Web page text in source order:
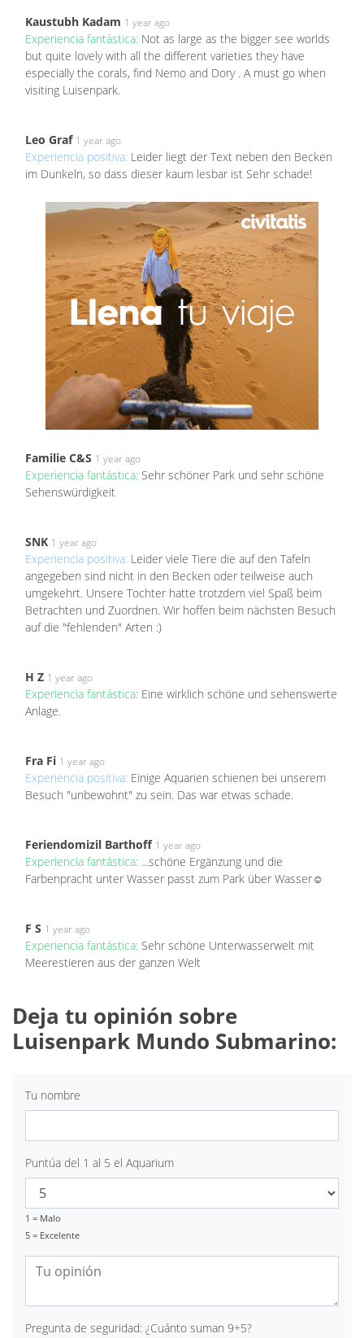
Kaustubh Kadam 1 year ago
Experiencia fantástica: Not as large as the bigger see worlds
but quite lovely with all the different varieties they have
especially the corals, find Nemo and Dory . A must go when
visiting Luisenpark.
Leo Graf 1 year ago
Experiencia positiva: Leider liegt der Text neben den Becken
im Dunkeln, so dass dieser kaum lesbar ist Sehr schade!
Familie C&S 1 year ago
Experiencia fantástica: Sehr schöner Park und sehr schöne
Sehenswürdigkeit
SNK 1 year ago
Experiencia positiva: Leider viele Tiere die auf den Tafeln
angegeben sind nicht in den Becken oder teilweise auch
umgekehrt. Unsere Tochter hatte trotzdem viel Spaß beim
Betrachten und Zuordnen. Wir hoffen beim nächsten Besuch
auf die "fehlenden" Arten :)
H Z 1 year ago
Experiencia fantástica: Eine wirklich schöne und sehenswerte
Anlage.
Fra Fi 1 year ago
Experiencia positiva: Einige Aquarien schienen bei unserem
Besuch "unbewohnt" zu sein. Das war etwas schade.
Feriendomizil Barthoff 1 year ago
Experiencia fantástica: ...schöne Ergänzung und die
Farbenpracht unter Wasser passt zum Park über Wasser☺️
F S 1 year ago
Experiencia fantástica: Sehr schöne Unterwasserwelt mit
Meerestieren aus der ganzen Welt
Deja tu opinión sobre
Luisenpark Mundo Submarino:
Tu nombre
Puntúa del 1 al 5 el Aquarium
1 = Malo
5 = Excelente
Pregunta de seguridad: ¿Cuánto suman 9+5?